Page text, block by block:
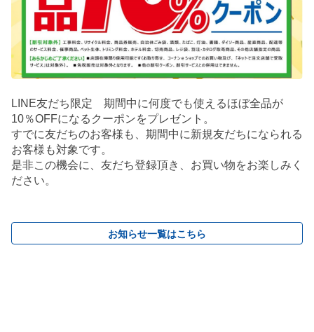
LINE友だち限定 期間中に何度でも使えるほぼ全品が
10％OFFになるクーポンをプレゼント。
すでに友だちのお客様も、期間中に新規友だちになられる
お客様も対象です。
是非この機会に、友だち登録頂き、お買い物をお楽しみく
ださい。
お知らせ一覧はこちら